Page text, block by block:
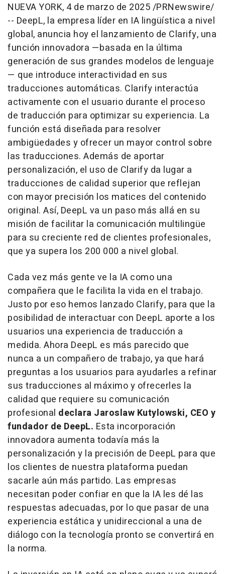
NUEVA YORK, 4 de marzo de 2025/PRNewswire/
-- DeepL, la empresa líder en IA lingüística a nivel
global, anuncia hoy el lanzamiento de Clarify, una
función innovadora —basada en la última
generación de sus grandes modelos de lenguaje
— que introduce interactividad en sus
traducciones automáticas. Clarify interactúa
activamente con el usuario durante el proceso
de traducción para optimizar su experiencia. La
función está diseñada para resolver
ambigüedades y ofrecer un mayor control sobre
las traducciones. Además de aportar
personalización, el uso de Clarify da lugar a
traducciones de calidad superior que reflejan
con mayor precisión los matices del contenido
original. Así, DeepL va un paso más allá en su
misión de facilitar la comunicación multilingüe
para su creciente red de clientes profesionales,
que ya supera los 200 000 a nivel global.
Cada vez más gente ve la IA como una
compañera que le facilita la vida en el trabajo.
Justo por eso hemos lanzado Clarify, para que la
posibilidad de interactuar con DeepL aporte a los
usuarios una experiencia de traducción a
medida. Ahora DeepL es más parecido que
nunca a un compañero de trabajo, ya que hará
preguntas a los usuarios para ayudarles a refinar
sus traducciones al máximo y ofrecerles la
calidad que requiere su comunicación
profesional declara Jaroslaw Kutylowski, CEO y
fundador de DeepL. Esta incorporación
innovadora aumenta todavía más la
personalización y la precisión de DeepL para que
los clientes de nuestra plataforma puedan
sacarle aún más partido. Las empresas
necesitan poder confiar en que la IA les dé las
respuestas adecuadas, por lo que pasar de una
experiencia estática y unidireccional a una de
diálogo con la tecnología pronto se convertirá en
la norma.